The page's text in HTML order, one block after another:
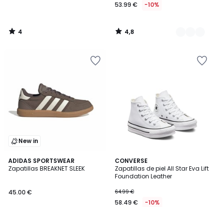
4
/
53.99 € -10%
4,8
/
New in
ADIDAS SPORTSWEAR
Zapatillas BREAKNET SLEEK
45.00 €
CONVERSE
Zapatillas de piel All Star Eva Lift
Foundation Leather
64.99 €
58.49 € -10%
4,9
/ 5